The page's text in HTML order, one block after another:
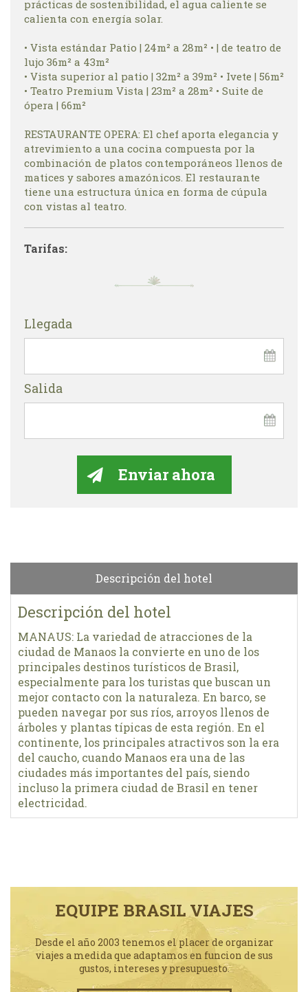
prácticas de sostenibilidad, el agua caliente se
calienta con energía solar.
• Vista estándar Patio | 24m² a 28m² • | de teatro de
lujo 36m² a 43m²
• Vista superior al patio | 32m² a 39m² • Ivete | 56m²
• Teatro Premium Vista | 23m² a 28m² • Suite de
ópera | 66m²
RESTAURANTE OPERA: El chef aporta elegancia y
atrevimiento a una cocina compuesta por la
combinación de platos contemporáneos llenos de
matices y sabores amazónicos. El restaurante
tiene una estructura única en forma de cúpula
con vistas al teatro.
Tarifas:
Llegada
Salida
Descripción del hotel
Descripción del hotel
MANAUS: La variedad de atracciones de la
ciudad de Manaos la convierte en uno de los
principales destinos turísticos de Brasil,
especialmente para los turistas que buscan un
mejor contacto con la naturaleza. En barco, se
pueden navegar por sus ríos, arroyos llenos de
árboles y plantas típicas de esta región. En el
continente, los principales atractivos son la era
del caucho, cuando Manaos era una de las
ciudades más importantes del país, siendo
incluso la primera ciudad de Brasil en tener
electricidad.
EQUIPE BRASIL VIAJES
Desde el año 2003 tenemos el placer de organizar
viajes a medida que adaptamos en funcion de sus
gustos, intereses y presupuesto.